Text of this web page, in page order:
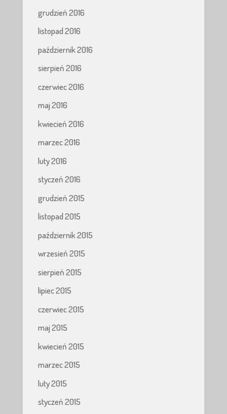
grudzień 2016
listopad 2016
październik 2016
sierpień 2016
czerwiec 2016
maj 2016
kwiecień 2016
marzec 2016
luty 2016
styczeń 2016
grudzień 2015
listopad 2015
październik 2015
wrzesień 2015
sierpień 2015
lipiec 2015
czerwiec 2015
maj 2015
kwiecień 2015
marzec 2015
luty 2015
styczeń 2015